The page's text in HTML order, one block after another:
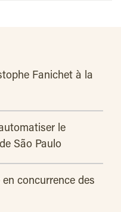
Fanichet à la
le
São Paulo
concurrence des